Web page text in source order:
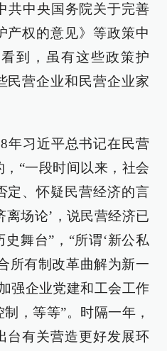
共中央国务院关于完善
产权的意见》等政策中
到，虽有这些政策护
民营企业和民营企业家
年习近平总书记在民营
“一段时间以来，社会
定、怀疑民营经济的言
离场论’，说民营经济已
舞台”，“所谓‘新公私
所有制改革曲解为新一
强企业党建和工会工作
，等等”。时隔一年，
台有关营造更好发展环